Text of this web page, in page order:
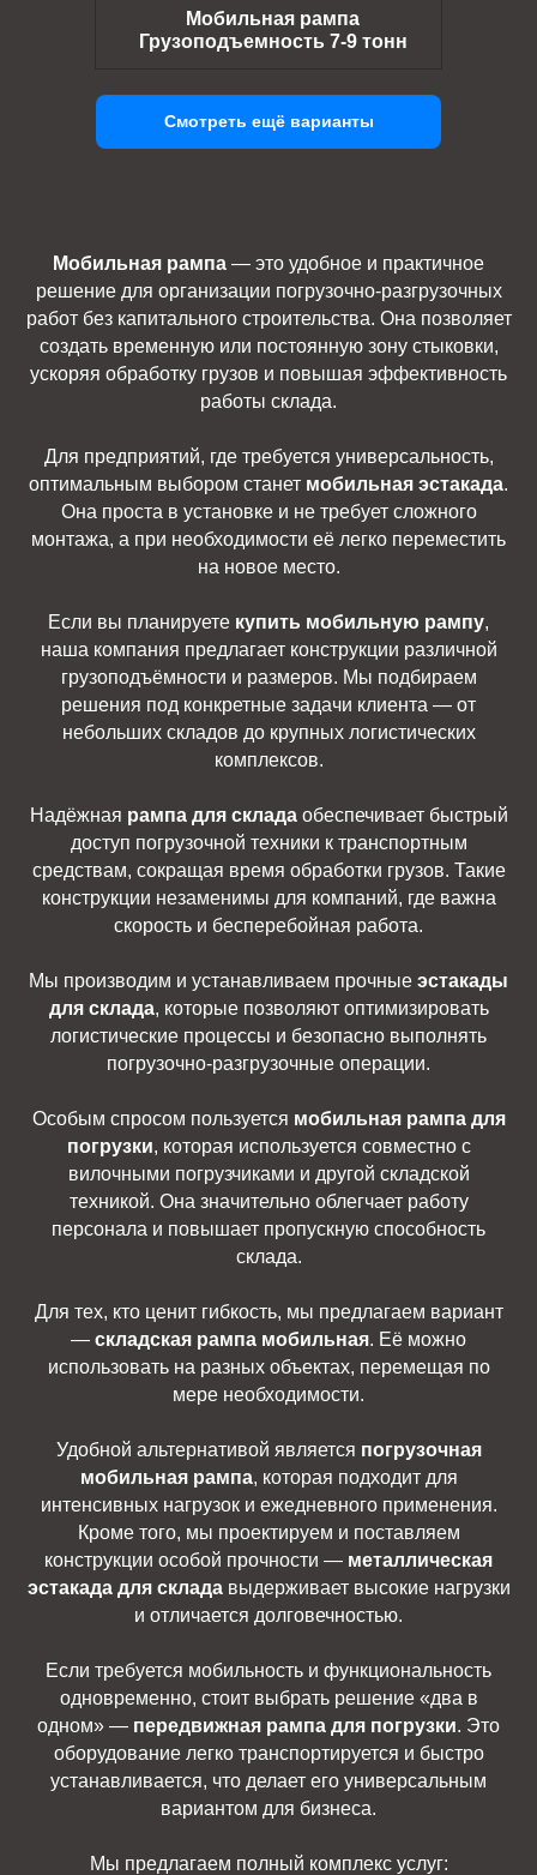
Мобильная рампа
Грузоподъемность 7-9 тонн
Смотреть ещё варианты
Мобильная рампа — это удобное и практичное
решение для организации погрузочно-разгрузочных
работ без капитального строительства. Она позволяет
создать временную или постоянную зону стыковки,
ускоряя обработку грузов и повышая эффективность
работы склада.
Для предприятий, где требуется универсальность,
оптимальным выбором станет мобильная эстакада.
Она проста в установке и не требует сложного
монтажа, а при необходимости её легко переместить
на новое место.
Если вы планируете купить мобильную рампу,
наша компания предлагает конструкции различной
грузоподъёмности и размеров. Мы подбираем
решения под конкретные задачи клиента — от
небольших складов до крупных логистических
комплексов.
Надёжная рампа для складаобеспечивает быстрый
доступ погрузочной техники к транспортным
средствам, сокращая время обработки грузов. Такие
конструкции незаменимы для компаний, где важна
скорость и бесперебойная работа.
Мы производим и устанавливаем прочные эстакады
для склада, которые позволяют оптимизировать
логистические процессы и безопасно выполнять
погрузочно-разгрузочные операции.
Особым спросом пользуется мобильная рампа для
погрузки, которая используется совместно с
вилочными погрузчиками и другой складской
техникой. Она значительно облегчает работу
персонала и повышает пропускную способность
склада.
Для тех, кто ценит гибкость, мы предлагаем вариант
— складская рампа мобильная. Её можно
использовать на разных объектах, перемещая по
мере необходимости.
Удобной альтернативой является погрузочная
мобильная рампа, которая подходит для
интенсивных нагрузок и ежедневного применения.
Кроме того, мы проектируем и поставляем
конструкции особой прочности — металлическая
эстакада для складавыдерживает высокие нагрузки
и отличается долговечностью.
Если требуется мобильность и функциональность
одновременно, стоит выбрать решение «два в
одном» — передвижная рампа для погрузки. Это
оборудование легко транспортируется и быстро
устанавливается, что делает его универсальным
вариантом для бизнеса.
Мы предлагаем полный комплекс услуг: